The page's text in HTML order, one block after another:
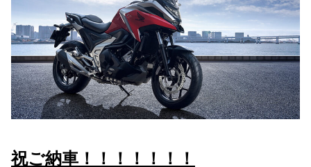
祝ご納車！！！！！！！